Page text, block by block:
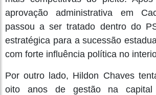
aprovação administrativa em
passou a ser tratado dentro do
estratégica para a sucessão
com forte influência política no
Por outro lado, Hildon Chaves
oito anos de gestão na capital